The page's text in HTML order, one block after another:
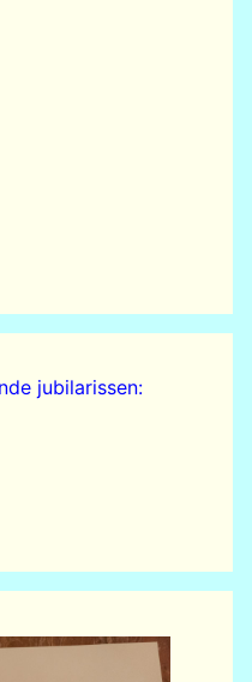
jubilarissen: